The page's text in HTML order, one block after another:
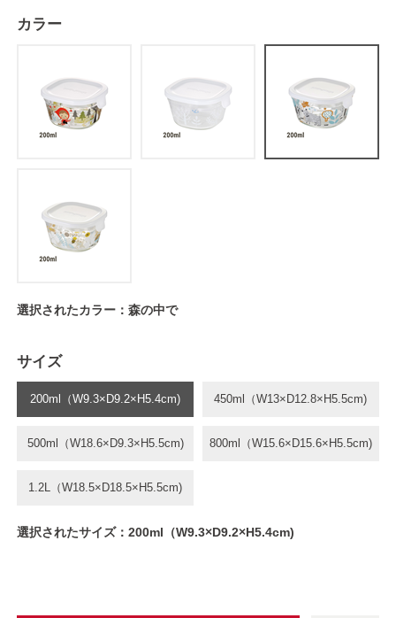
カラー
選択されたカラー：森の中で
サイズ
200ml（W9.3×D9.2×H5.4cm) 450ml（W13×D12.8×H5.5cm)
500ml（W18.6×D9.3×H5.5cm) 800ml（W15.6×D15.6×H5.5cm)
1.2L（W18.5×D18.5×H5.5cm)
選択されたサイズ：200ml（W9.3×D9.2×H5.4cm)